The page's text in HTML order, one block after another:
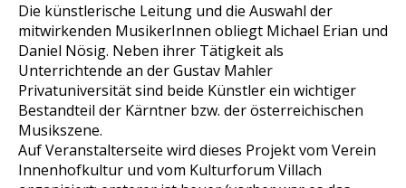
Die künstlerische Leitung und die Auswahl der
mitwirkenden MusikerInnen obliegt Michael Erian und
Daniel Nösig. Neben ihrer Tätigkeit als
Unterrichtende an der Gustav Mahler
Privatuniversität sind beide Künstler ein wichtiger
Bestandteil der Kärntner bzw. der österreichischen
Musikszene.
Auf Veranstalterseite wird dieses Projekt vom Verein
Innenhofkultur und vom Kulturforum Villach